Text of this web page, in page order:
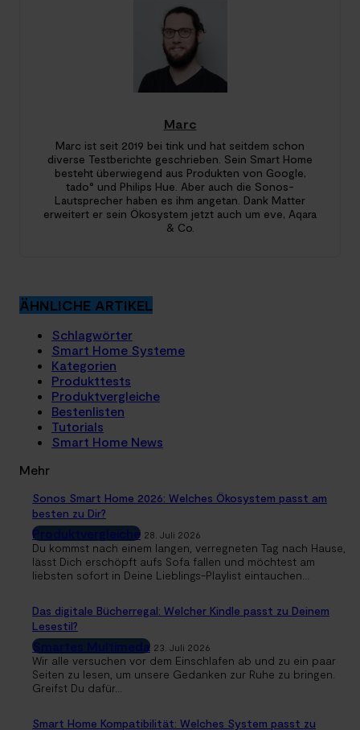
Marc
Marc ist seit 2019 bei tink und hat seitdem schon
diverse Testberichte geschrieben. Sein Smart Home
besteht überwiegend aus Produkten von Google,
tado° und Philips Hue. Aber auch die Sonos-
Lautsprecher haben es ihm angetan. Dank Matter
erweitert er sein Ökosystem jetzt auch um eve, Aqara
& Co.
ÄHNLICHE ARTIKEL
Schlagwörter
Smart Home Systeme
Kategorien
Produkttests
Produktvergleiche
Bestenlisten
Tutorials
Smart Home News
Mehr
Sonos Smart Home 2026: Welches Ökosystem passt am
besten zu Dir?
Produktvergleiche 28. Juli 2026
Du kommst nach einem langen, verregneten Tag nach Hause,
lässt Dich erschöpft aufs Sofa fallen und möchtest am
liebsten sofort in Deine Lieblings-Playlist eintauchen...
Das digitale Bücherregal: Welcher Kindle passt zu Deinem
Lesestil?
Smartes Multimeda 23. Juli 2026
Wir alle versuchen vor dem Einschlafen ab und zu ein paar
Seiten zu lesen, um unsere Gedanken zur Ruhe zu bringen.
Greifst Du dafür...
Smart Home Kompatibilität: Welches System passt zu